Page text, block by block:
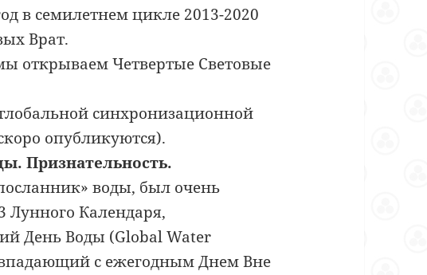
в семилетнем цикле 2013-2020
Врат.
открываем Четвертые Световые
синхронизационной
опубликуются).
Признательность.
воды, был очень
Календаря,
День Воды (Global Water
с ежегодным Днем Вне